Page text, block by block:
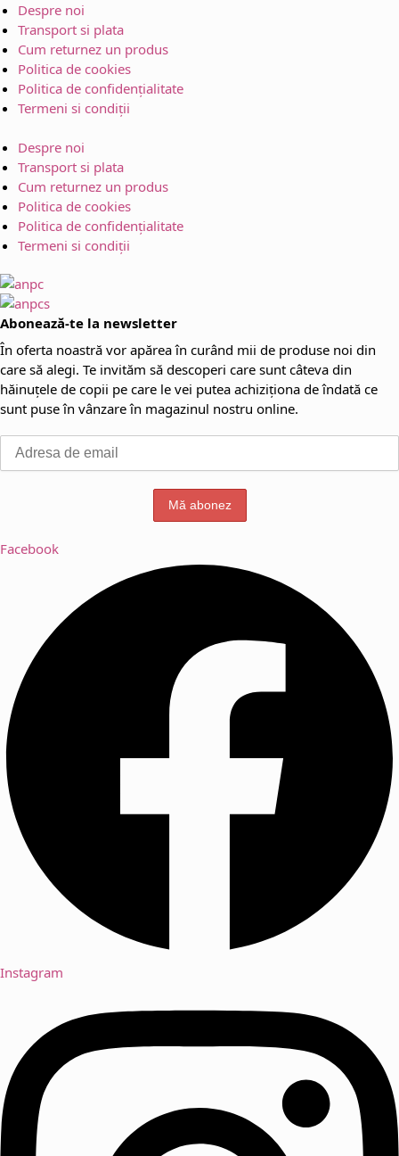
Despre noi
Transport si plata
Cum returnez un produs
Politica de cookies
Politica de confidențialitate
Termeni si condiții
Despre noi
Transport si plata
Cum returnez un produs
Politica de cookies
Politica de confidențialitate
Termeni si condiții
Abonează-te la newsletter
În oferta noastră vor apărea în curând mii de produse noi din
care să alegi. Te invităm să descoperi care sunt câteva din
hăinuțele de copii pe care le vei putea achiziționa de îndată ce
sunt puse în vânzare în magazinul nostru online.
Facebook
Instagram